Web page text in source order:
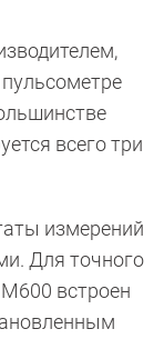
всего три
измерений
Для точного
встроен